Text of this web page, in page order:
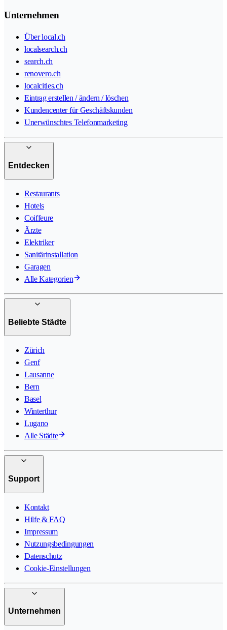
Unternehmen
Über local.ch
localsearch.ch
search.ch
renovero.ch
localcities.ch
Eintrag erstellen / ändern / löschen
Kundencenter für Geschäftskunden
Unerwünschtes Telefonmarketing
Entdecken
Restaurants
Hotels
Coiffeure
Ärzte
Elektriker
Sanitärinstallation
Garagen
Alle Kategorien
Beliebte Städte
Zürich
Genf
Lausanne
Bern
Basel
Winterthur
Lugano
Alle Städte
Support
Kontakt
Hilfe & FAQ
Impressum
Nutzungsbedingungen
Datenschutz
Cookie-Einstellungen
Unternehmen